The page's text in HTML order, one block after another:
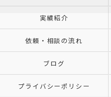
実績紹介
依頼・相談の流れ
ブログ
プライバシーポリシー